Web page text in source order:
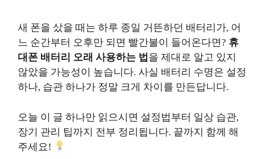
새 폰을 샀을 때는 하루 종일 거뜬하던 배터리가, 어
느 순간부터 오후만 되면 빨간불이 들어온다면? 휴
대폰 배터리 오래 사용하는 법 을 제대로 알고 있지
않았을 가능성이 높습니다. 사실 배터리 수명은 설정
하나, 습관 하나가 정말 크게 차이를 만든답니다.
오늘 이 글 하나만 읽으시면 설정법부터 일상 습관,
장기 관리 팁까지 전부 정리됩니다. 끝까지 함께 해
주세요!